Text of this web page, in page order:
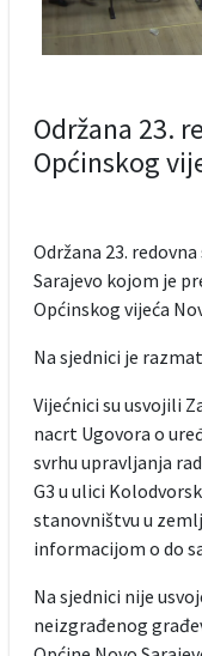
Održana 23.
Općinskog
Održana 23.
Sarajevo kojom je
Općinskog vijeća
Na sjednici je
Vijećnici su usvojili
nacrt Ugovora o
svrhu upravljanja
G3 u ulici
stanovništvu u
informacijom o do
Na sjednici nije
neizgrađenog